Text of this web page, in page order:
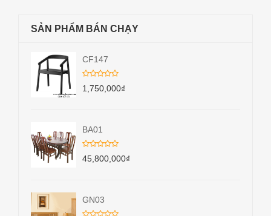
SẢN PHẨM BÁN CHẠY
CF147
1,750,000₫
BA01
45,800,000₫
GN03